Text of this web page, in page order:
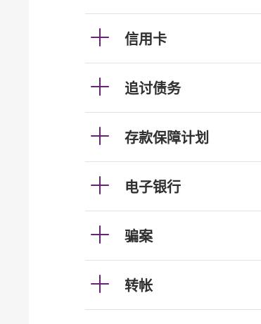
信用卡
追讨债务
存款保障计划
电子银行
骗案
转帐